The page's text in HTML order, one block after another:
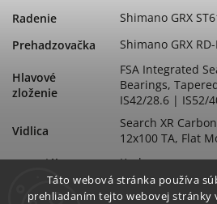
Táto webová stránka používa
prehliadaním tejto webovej stránky
Radenie
Shimano GRX
Prehadzovačka
Shimano GRX
Hlavové
zloženie
FSA Integrated
Bearings,
IS42/28.6 | IS52/
Vidlica
Search XR
12x100 TA, Flat
Materiál
Karbon
Search XR